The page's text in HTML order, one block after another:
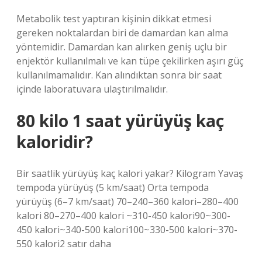
Metabolik test yaptıran kişinin dikkat etmesi
gereken noktalardan biri de damardan kan alma
yöntemidir. Damardan kan alırken geniş uçlu bir
enjektör kullanılmalı ve kan tüpe çekilirken aşırı güç
kullanılmamalıdır. Kan alındıktan sonra bir saat
içinde laboratuvara ulaştırılmalıdır.
80 kilo 1 saat yürüyüş kaç
kaloridir?
Bir saatlik yürüyüş kaç kalori yakar? Kilogram Yavaş
tempoda yürüyüş (5 km/saat) Orta tempoda
yürüyüş (6–7 km/saat) 70–240–360 kalori–280–400
kalori 80–270–400 kalori ~310-450 kalori90~300-
450 kalori~340-500 kalori100~330-500 kalori~370-
550 kalori2 satır daha